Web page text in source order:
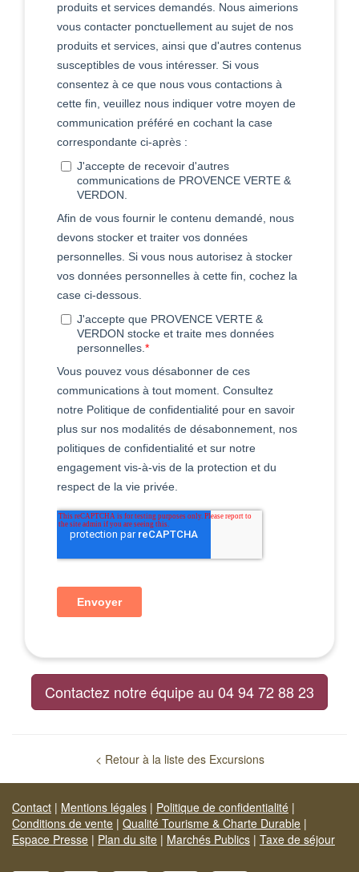
Contactez notre équipe au 04 94 72 88 23
< Retour à la liste des Excursions
Contact | Mentions légales | Politique de confidentialité |
Conditions de vente | Qualité Tourisme & Charte Durable |
Espace Presse | Plan du site | Marchés Publics | Taxe de séjour